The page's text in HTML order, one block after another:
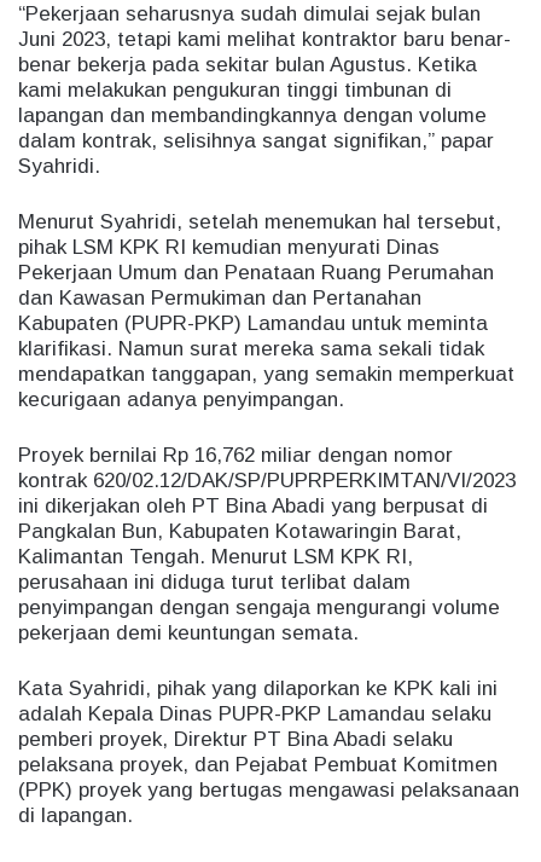
“Pekerjaan seharusnya sudah dimulai sejak bulan
Juni 2023, tetapi kami melihat kontraktor baru benar-
benar bekerja pada sekitar bulan Agustus. Ketika
kami melakukan pengukuran tinggi timbunan di
lapangan dan membandingkannya dengan volume
dalam kontrak, selisihnya sangat signifikan,” papar
Syahridi.
Menurut Syahridi, setelah menemukan hal tersebut,
pihak LSM KPK RI kemudian menyurati Dinas
Pekerjaan Umum dan Penataan Ruang Perumahan
dan Kawasan Permukiman dan Pertanahan
Kabupaten (PUPR-PKP) Lamandau untuk meminta
klarifikasi. Namun surat mereka sama sekali tidak
mendapatkan tanggapan, yang semakin memperkuat
kecurigaan adanya penyimpangan.
Proyek bernilai Rp 16,762 miliar dengan nomor
kontrak 620/02.12/DAK/SP/PUPRPERKIMTAN/VI/2023
ini dikerjakan oleh PT Bina Abadi yang berpusat di
Pangkalan Bun, Kabupaten Kotawaringin Barat,
Kalimantan Tengah. Menurut LSM KPK RI,
perusahaan ini diduga turut terlibat dalam
penyimpangan dengan sengaja mengurangi volume
pekerjaan demi keuntungan semata.
Kata Syahridi, pihak yang dilaporkan ke KPK kali ini
adalah Kepala Dinas PUPR-PKP Lamandau selaku
pemberi proyek, Direktur PT Bina Abadi selaku
pelaksana proyek, dan Pejabat Pembuat Komitmen
(PPK) proyek yang bertugas mengawasi pelaksanaan
di lapangan.